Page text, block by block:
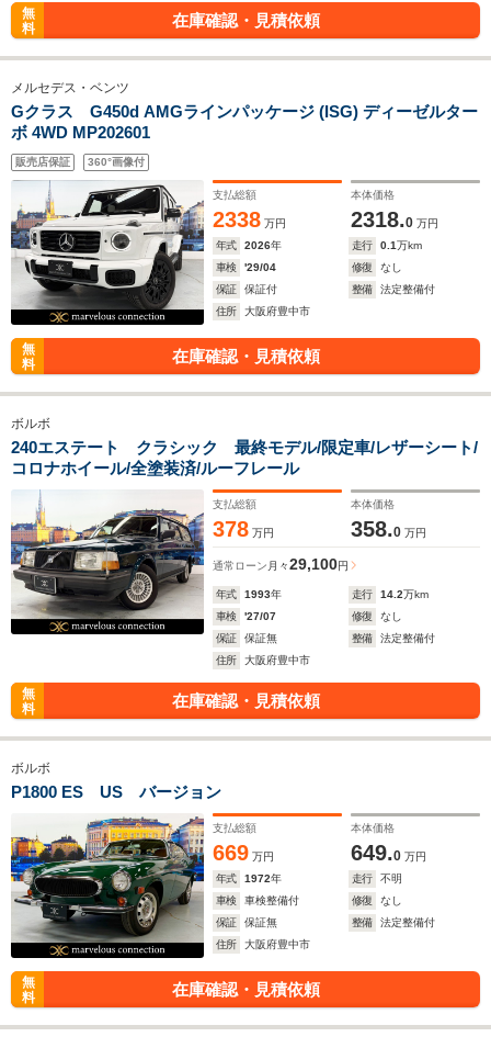
無
料
在庫確認・見積依頼
メルセデス・ベンツ
Gクラス G450d AMGラインパッケージ (ISG) ディーゼルター
ボ 4WD MP202601
販売店保証 360°画像付
支払総額
2338 万円
本体価格
2318.0 万円
年式
2026年 走行 0.1万km
車検
'29/04 修復
なし
保証
保証付 整備
法定整備付
住所
大阪府豊中市
無
料
在庫確認・見積依頼
ボルボ
240エステート クラシック 最終モデル/限定車/レザーシート/
コロナホイール/全塗装済/ルーフレール
支払総額
378 万円
本体価格
358.0 万円
通常ローン 月々29,100円
年式 1993年 走行 14.2万km
車検
'27/07 修復
なし
保証
保証無 整備
法定整備付
住所
大阪府豊中市
無
料
在庫確認・見積依頼
ボルボ
P1800 ES US バージョン
支払総額
669 万円
本体価格
649.0 万円
年式
1972年 走行
不明
車検
車検整備付 修復
なし
保証
保証無 整備
法定整備付
住所
大阪府豊中市
無
料
在庫確認・見積依頼